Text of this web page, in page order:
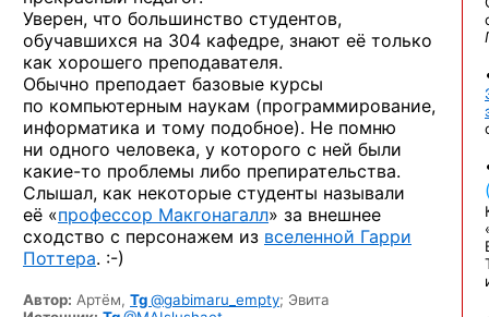
Уверен, что большинство студентов,
обучавшихся на 304 кафедре, знают её только
как хорошего преподавателя.
Обычно преподает базовые курсы
по компьютерным наукам (программирование,
информатика и тому подобное). Не помню
ни одного человека, у которого с ней были
какие-то проблемы либо препирательства.
Слышал, как некоторые студенты называли
её «профессор Макгонагалл» за внешнее
сходство с персонажем из вселенной Гарри
Поттера. :-)
Автор: Артём, Tg@gabimaru_empty; Эвита